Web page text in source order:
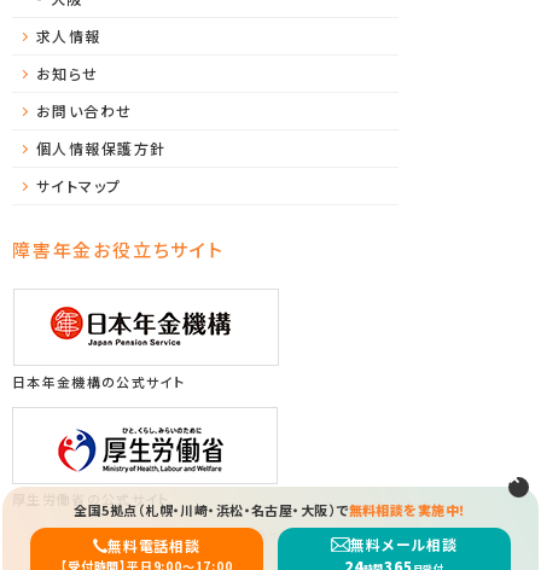
求人情報
お知らせ
お問い合わせ
個人情報保護方針
サイトマップ
障害年金お役立ちサイト
日本年金機構の公式サイト
厚生労働省の公式サイト
Copyright (C) 2026 ソレイユ障害年金サポートセンター All Rights Reserved.
全国5拠点（札幌・川崎・浜松・名古屋・大阪）で無料相談を実施中！
無料電話相談
【受付時間】平日9:00〜17:00
無料メール相談